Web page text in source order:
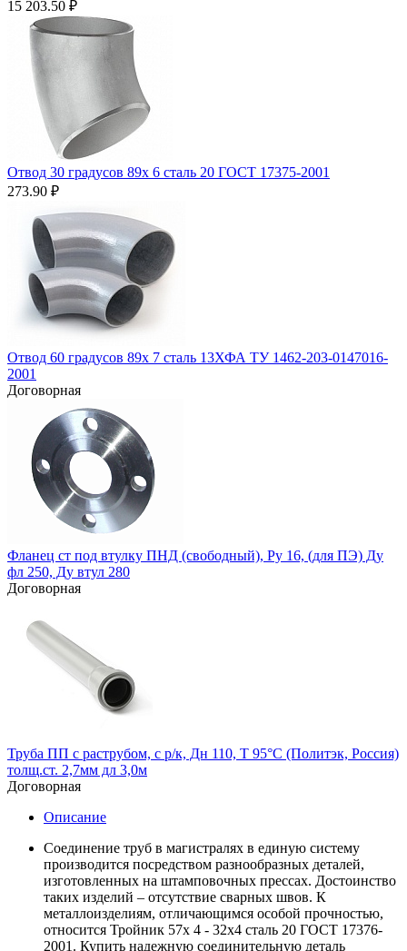
15 203.50 ₽
Отвод 30 градусов 89х 6 сталь 20 ГОСТ 17375-2001
273.90 ₽
Отвод 60 градусов 89х 7 сталь 13ХФА ТУ 1462-203-0147016-
2001
Договорная
Фланец ст под втулку ПНД (свободный), Ру 16, (для ПЭ) Ду
фл 250, Ду втул 280
Договорная
Труба ПП с раструбом, с р/к, Дн 110, Т 95°С (Политэк, Россия)
толщ.ст. 2,7мм дл 3,0м
Договорная
Описание
Соединение труб в магистралях в единую систему
производится посредством разнообразных деталей,
изготовленных на штамповочных прессах. Достоинство
таких изделий – отсутствие сварных швов. К
металлоизделиям, отличающимся особой прочностью,
относится Тройник 57х 4 - 32х4 сталь 20 ГОСТ 17376-
2001. Купить надежную соединительную деталь